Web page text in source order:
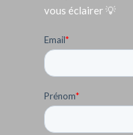
vous éclairer 💡
Email*
Prénom*